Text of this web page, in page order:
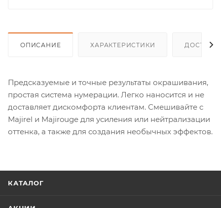
ОПИСАНИЕ ХАРАКТЕРИСТИКИ
Предсказуемые и точные результаты окрашивания,
простая система нумерации. Легко наносится и не
доставляет дискомфорта клиентам. Смешивайте с
Majirel и Majirouge для усиления или нейтрализации
оттенка, а также для создания необычных эффектов.
КАТАЛОГ